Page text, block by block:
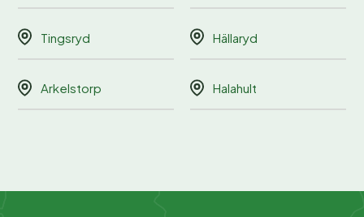
Tingsryd Hällaryd
Arkelstorp Halahult